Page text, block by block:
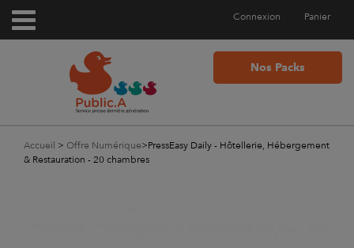
Panier
Connexion
Nos Packs
Accueil > Offre Numérique>PressEasy Daily - Hôtellerie, Hébergement
& Restauration - 20 chambres